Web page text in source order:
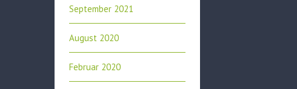
September 2021
August 2020
Februar 2020